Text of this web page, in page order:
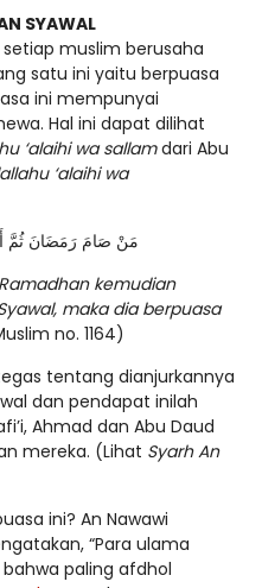
SYAWAL
setiap muslim berusaha
satu ini yaitu berpuasa
ini mempunyai
Hal ini dapat dilihat
‘alaihi wa sallamdari Abu
‘alaihi wa
مَنْ صَامَ رَمَضَانَ ثُمَّ
kemudian
maka dia berpuasa
no. 1164)
tentang dianjurkannya
dan pendapat inilah
Ahmad dan Abu Daud
mereka. (Lihat Syarh An
ini? An Nawawi
“Para ulama
paling afdhol